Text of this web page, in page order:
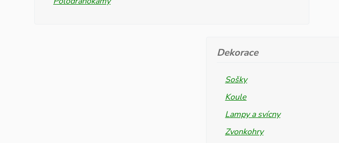
Dekorace
Sošky
Koule
Lampy a svícny
Zvonkohry